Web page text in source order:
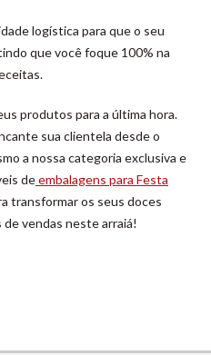
logística para que o seu
que você foque 100% na
produtos para a última hora.
sua clientela desde o
a nossa categoria exclusiva e
deembalagens para Festa
transformar os seus doces
vendas neste arraiá!